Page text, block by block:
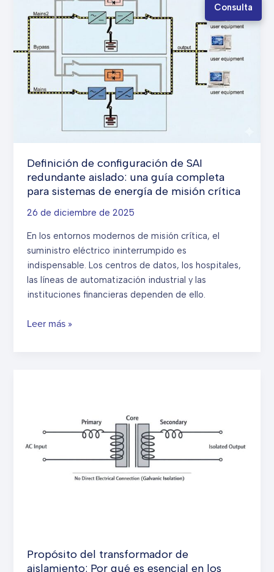
los
sistemas
UPS.
autocaravanas?
Una
guía
completa.
Definición de configuración de SAI
redundante aislado: una guía completa
para sistemas de energía de misión crítica
26 de diciembre de 2025
En los entornos modernos de misión crítica, el
suministro eléctrico ininterrumpido es
indispensable. Los centros de datos, los hospitales,
las líneas de automatización industrial y las
instituciones financieras dependen de ello.
Definición
completa
crítica
Leer más »
Propósito del transformador de
aislamiento: Por qué es esencial en los
Consulta